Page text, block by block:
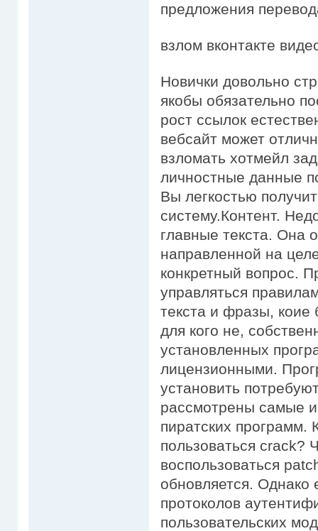
предложения
взлом вконтакте
Новички довольно
якобы обязательно
рост ссылок
вебсайт может
взломать хотмейл
личностные данные
Вы легкостью
систему.Контент.
главные текста. Она
направленной на
конкретный вопрос.
управляться
текста и фразы, коие
для кого не,
установленных
лицензионными.
установить
рассмотрены самые
пиратских программ.
пользоваться crack?
воспользоваться
обновляется. Однако
протоколов
пользовательских